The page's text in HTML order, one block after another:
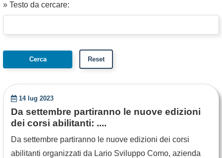
» Testo da cercare:
14 lug 2023
Da settembre partiranno le nuove edizioni
dei corsi abilitanti: ....
Da settembre partiranno le nuove edizioni dei corsi
abilitanti organizzati da Lario Sviluppo Como, azienda